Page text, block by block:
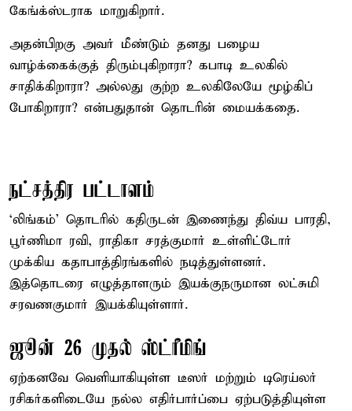
கேங்க்ஸ்டராக மாறுகிறார்.
அதன்பிறகு அவர் மீண்டும் தனது பழைய
வாழ்க்கைக்குத் திரும்புகிறாரா? கபாடி உலகில்
சாதிக்கிறாரா? அல்லது குற்ற உலகிலேயே மூழ்கிப்
போகிறாரா? என்பதுதான் தொடரின் மையக்கதை.
நட்சத்திர பட்டாளம்
‘லிங்கம்’ தொடரில் கதிருடன் இணைந்து திவ்ய பாரதி,
பூர்ணிமா ரவி, ராதிகா சரத்குமார் உள்ளிட்டோர்
முக்கிய கதாபாத்திரங்களில் நடித்துள்ளனர்.
இத்தொடரை எழுத்தாளரும் இயக்குநருமான லட்சுமி
சரவணகுமார் இயக்கியுள்ளார்.
ஜூன் 26 முதல் ஸ்ட்ரீமிங்
ஏற்கனவே வெளியாகியுள்ள டீஸர் மற்றும் டிரெய்லர்
ரசிகர்களிடையே நல்ல எதிர்பார்ப்பை ஏற்படுத்தியுள்ள